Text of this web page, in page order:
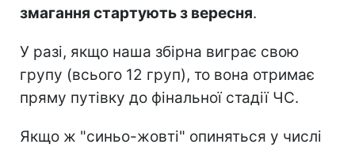
змагання стартують з вересня.
У разі, якщо наша збірна виграє свою
групу (всього 12 груп), то вона отримає
пряму путівку до фінальної стадії ЧС.
Якщо ж "синьо-жовті" опиняться у числі